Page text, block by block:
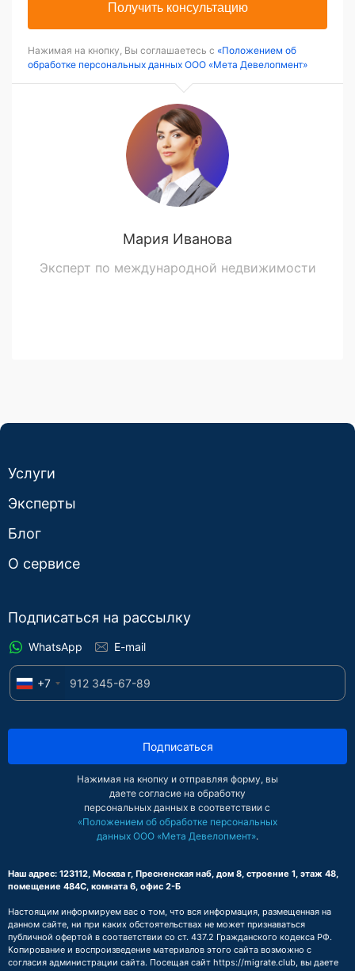
Получить консультацию
Нажимая на кнопку, Вы соглашаетесь с «Положением об
обработке персональных данных ООО «Мета Девелопмент»
Мария Иванова
Эксперт по международной недвижимости
Услуги
Эксперты
Блог
О сервисе
Подписаться на рассылку
WhatsApp E-mail
+7
Подписаться
Нажимая на кнопку и отправляя форму, вы
даете согласие на обработку
персональных данных в соответствии с
«Положением об обработке персональных
данных ООО «Мета Девелопмент».
Наш адрес: 123112, Москва г, Пресненская наб, дом 8, строение 1, этаж 48,
помещение 484С, комната 6, офис 2-Б
Настоящим информируем вас о том, что вся информация, размещенная на
данном сайте, ни при каких обстоятельствах не может признаваться
публичной офертой в соответствии со ст. 437.2 Гражданского кодекса РФ.
Копирование и воспроизведение материалов этого сайта возможно с
согласия администрации сайта. Посещая сайт https://migrate.club, вы даете